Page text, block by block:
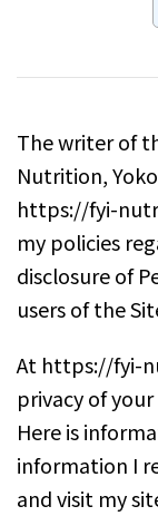
The writer of
Nutrition,
https://fyi-
my policies
disclosure of
users of the
At https://fyi-
privacy of
Here is
information I
and visit my